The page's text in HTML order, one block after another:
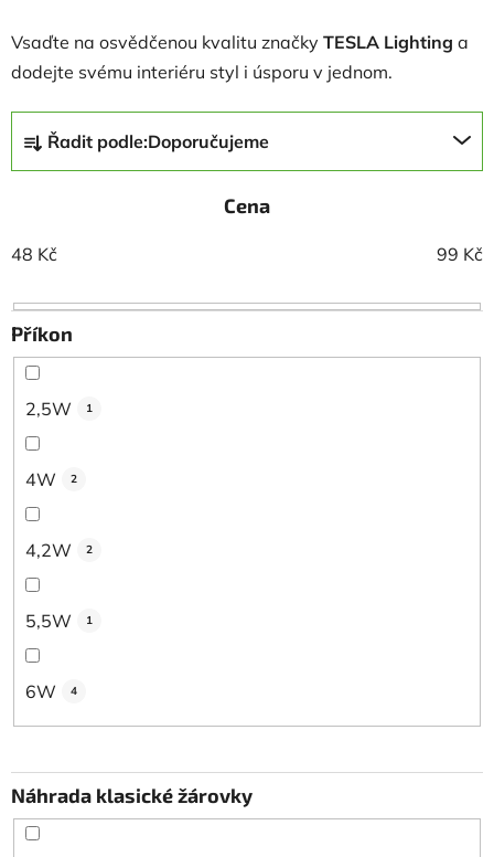
Vsaďte na osvědčenou kvalitu značky TESLA Lighting a
dodejte svému interiéru styl i úsporu v jednom.
Ř
a
z
í
p
r
o
Řadit podle:Doporučujeme
Cena
48 Kč 99 Kč
Příkon
2,5W 1
4W 2
4,2W 2
5,5W 1
6W 4
Náhrada klasické žárovky